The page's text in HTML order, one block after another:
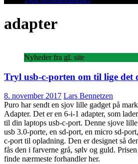
adapter
Nyheder fra gl. site
Tryl usb-c-porten om til lige det
8. november 2017 Lars Bennetzen
Puro har sendt en sjov lille gadget på
Adapter. Det er en 6-i-1 adapter, som
til din laptops usb-c-port. Denne sjove
usb 3.0-porte, en sd-port, en micro sd-
c-port til opladning. Den er designet så
fås den i farverne grå, sølv og guld.
finde nærmeste forhandler her.